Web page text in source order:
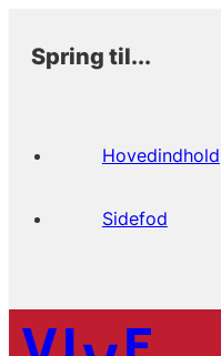
Spring til...
Hovedindhold
Sidefod